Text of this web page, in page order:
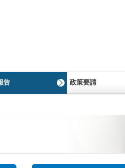
告 政策要請